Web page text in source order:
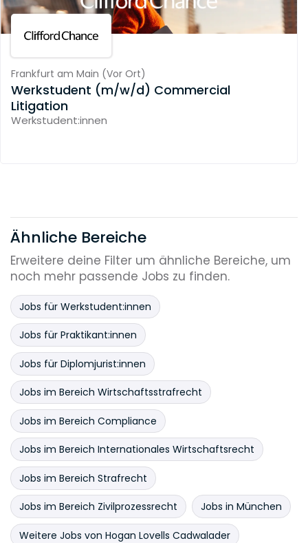
Frankfurt am Main (Vor Ort)
Werkstudent (m/w/d) Commercial
Litigation
Werkstudent:innen
Ähnliche Bereiche
Erweitere deine Filter um ähnliche Bereiche, um
noch mehr passende Jobs zu finden.
Jobs für Werkstudent:innen
Jobs für Praktikant:innen
Jobs für Diplomjurist:innen
Jobs im Bereich Wirtschaftsstrafrecht
Jobs im Bereich Compliance
Jobs im Bereich Internationales Wirtschaftsrecht
Jobs im Bereich Strafrecht
Jobs im Bereich Zivilprozessrecht Jobs in München
Weitere Jobs von Hogan Lovells Cadwalader